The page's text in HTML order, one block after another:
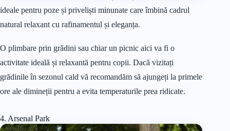
ideale pentru poze și priveliști minunate care îmbină cadrul
natural relaxant cu rafinamentul și eleganța.
O plimbare prin grădini sau chiar un picnic aici va fi o
activitate ideală și relaxantă pentru copii. Dacă vizitați
grădinile în sezonul cald vă recomandăm să ajungeți la primele
ore ale dimineții pentru a evita temperaturile prea ridicate.
4. Arsenal Park